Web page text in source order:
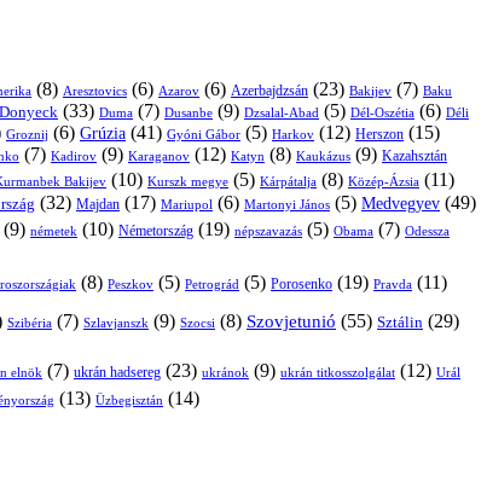
(8) Aresztovics (6) Azarov (6) Azerbajdzsán (23) Bakijev (7) Baku
Donyeck (33) Duma (7) Dusanbe (9) Dzsalal-Abad (5) Dél-Oszétia (6) Déli
Groznij (6) Grúzia (41) Gyóni Gábor (5) Harkov (12) Herszon (15)
(7) Kadirov (9) Karaganov (12) Katyn (8) Kaukázus (9) Kazahsztán
Bakijev (10) Kurszk megye (5) Kárpátalja (8) Közép-Ázsia (11)
(32) Majdan (17) Mariupol (6) Martonyi János (5) Medvegyev (49)
(9) németek (10) Németország (19) népszavazás (5) Obama (7) Odessza
(8) Peszkov (5) Petrográd (5) Porosenko (19) Pravda (11)
Szibéria (7) Szlavjanszk (9) Szocsi (8) Szovjetunió (55) Sztálin (29)
elnök (7) ukrán hadsereg (23) ukránok (9) ukrán titkosszolgálat (12) Urál
(13) Üzbegisztán (14)